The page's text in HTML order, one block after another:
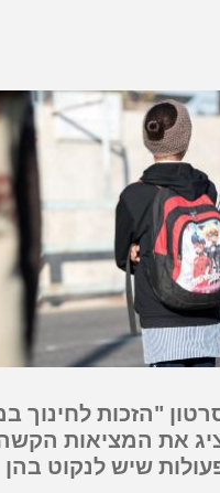
"הזכות לחינוך
את המציאות
שיש לנקוט בהן